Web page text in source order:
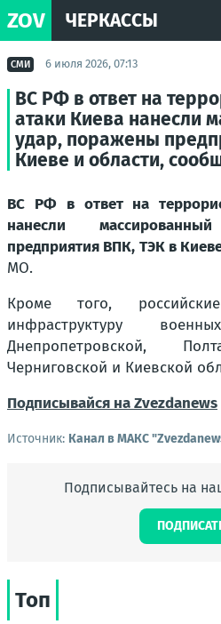
ZOV ЧЕРКАССЫ
СМИ 6 июля 2026, 07:13
ВС РФ в ответ на
атаки Киева нанесли
удар, поражены
Киеве и области,
ВС РФ в ответ на
нанесли
предприятия ВПК, ТЭК в
МО.
Кроме того,
инфраструктуру
Днепропетровской,
Черниговской и Киевской
Подписывайся на Zvezdanews
Источник: Канал в МАКС
Подписывайтесь на
Топ